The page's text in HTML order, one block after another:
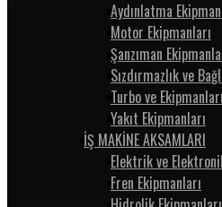
Aydınlatma
Motor Ekipmanları
Şanzıman
Sızdırmazlık ve
Turbo ve Ekipmanları
Yakıt Ekipmanları
İŞ MAKİNE AKSAMLARI
Elektrik ve
Fren Ekipmanları